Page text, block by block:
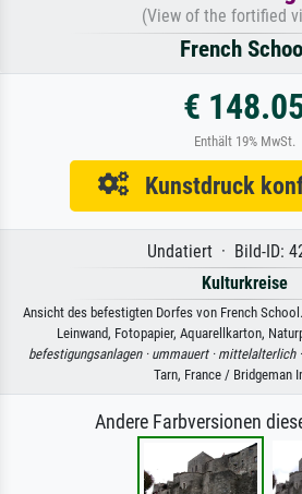
(View of the fortified
French School
€
Enthält 19% MwSt.
Kunstdruck
Undatiert · Bild-ID:
Kulturkreise
Ansicht des befestigten Dorfes von French
Leinwand, Fotopapier, Aquarellkarton,
befestigungsanlagen · ummauert · mittelalterlich ·
Tarn, France / Bridgeman
Andere Farbversionen